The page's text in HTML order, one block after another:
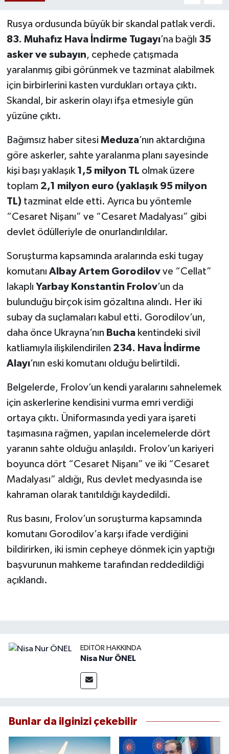
Rusya ordusunda büyük bir skandal patlak verdi.
83. Muhafız Hava İndirme Tugayı’na bağlı 35
asker ve subayın, cephede çatışmada
yaralanmış gibi görünmek ve tazminat alabilmek
için birbirlerini kasten vurdukları ortaya çıktı.
Skandal, bir askerin olayı ifşa etmesiyle gün
yüzüne çıktı.
Bağımsız haber sitesi Meduza’nın aktardığına
göre askerler, sahte yaralanma planı sayesinde
kişi başı yaklaşık 1,5 milyon TL olmak üzere
toplam 2,1 milyon euro (yaklaşık 95 milyon
TL)tazminat elde etti. Ayrıca bu yöntemle
“Cesaret Nişanı” ve “Cesaret Madalyası” gibi
devlet ödülleriyle de onurlandırıldılar.
Soruşturma kapsamında aralarında eski tugay
komutanı Albay Artem Gorodilovve “Cellat”
lakaplı Yarbay Konstantin Frolov’un da
bulunduğu birçok isim gözaltına alındı. Her iki
subay da suçlamaları kabul etti. Gorodilov’un,
daha önce Ukrayna’nın Buchakentindeki sivil
katliamıyla ilişkilendirilen 234. Hava İndirme
Alayı’nın eski komutanı olduğu belirtildi.
Belgelerde, Frolov’un kendi yaralarını sahnelemek
için askerlerine kendisini vurma emri verdiği
ortaya çıktı. Üniformasında yedi yara işareti
taşımasına rağmen, yapılan incelemelerde dört
yaranın sahte olduğu anlaşıldı. Frolov’un kariyeri
boyunca dört “Cesaret Nişanı” ve iki “Cesaret
Madalyası” aldığı, Rus devlet medyasında ise
kahraman olarak tanıtıldığı kaydedildi.
Rus basını, Frolov’un soruşturma kapsamında
komutanı Gorodilov’a karşı ifade verdiğini
bildirirken, iki ismin cepheye dönmek için yaptığı
başvurunun mahkeme tarafından reddedildiği
açıklandı.
EDITÖR HAKKINDA
Nisa Nur ÖNEL
Bunlar da ilginizi çekebilir